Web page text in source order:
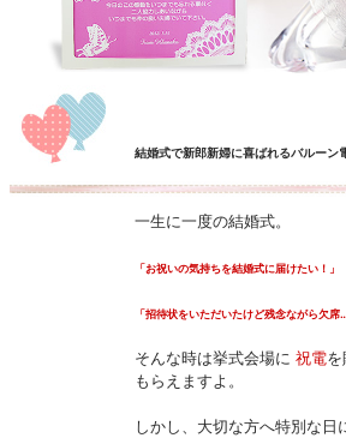
結婚式で新郎新婦に喜ばれるバルーン
一生に一度の結婚式。
「お祝いの気持ちを結婚式に届けたい！」
「招待状をいただいたけど残念ながら欠席…
そんな時は挙式会場に 祝電
もらえますよ。
しかし、大切な方へ特別な日